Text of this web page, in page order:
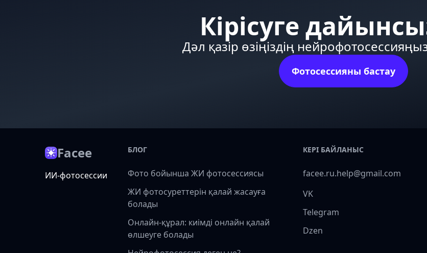
Кірісуге
Дәл қазір өзіңіздің
Фотосессияны бастау
Facee
ИИ-фотосессии
БЛОГ
Фото бойынша ЖИ фотосессиясы
ЖИ фотосуреттерін қалай жасауға
болады
Онлайн-құрал: киімді онлайн қалай
өлшеуге болады
КЕРІ БАЙЛАНЫС
facee.ru.help@gmail.com
VK
Telegram
Dzen